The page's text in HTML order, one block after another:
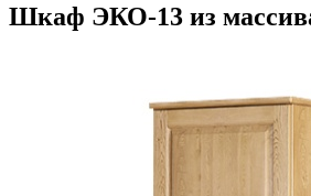
Шкаф ЭКО-13 из